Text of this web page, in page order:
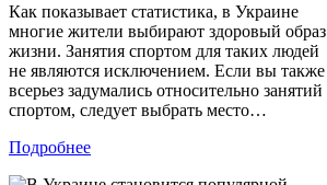
Как показывает статистика, в Украине
многие жители выбирают здоровый образ
жизни. Занятия спортом для таких людей
не являются исключением. Если вы также
всерьез задумались относительно занятий
спортом, следует выбрать место…
Подробнее